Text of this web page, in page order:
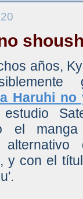
años,
Haruhi no
el
y con el